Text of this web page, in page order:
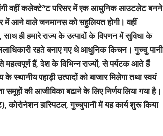
वहीं कलेक्टेªट परिसर में एक आधुनिक आउटलेट बनने
में आने वाले जनमानस को सहुलियत होगी। वहीं
ही हमारे राज्य के उत्पादों के विपणन में सुविधा के
रहते बनाए गए थे आधुनिक किचन। गुच्चु पानी
हैं, देश के विभिन्न राज्यों, से पर्यटक आते हैं
स्थानीय पहाड़ी उत्पादों को बाजार मिलेगा तथा स्वयं
की आजीविका बढाने के लिए निर्णय लिया गया है।
कोरोनेशन हास्पिटल, गुच्चुपानी मेें यह कार्य शुरू किया